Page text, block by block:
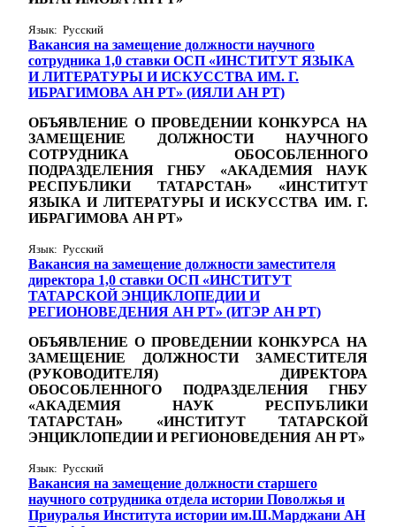
Язык: Русский
Вакансия на замещение должности научного
сотрудника 1,0 ставки ОСП «ИНСТИТУТ ЯЗЫКА
И ЛИТЕРАТУРЫ И ИСКУССТВА ИМ. Г.
ИБРАГИМОВА АН РТ» (ИЯЛИ АН РТ)
ОБЪЯВЛЕНИЕ О ПРОВЕДЕНИИ КОНКУРСА НА
ЗАМЕЩЕНИЕ ДОЛЖНОСТИ НАУЧНОГО
СОТРУДНИКА ОБОСОБЛЕННОГО
ПОДРАЗДЕЛЕНИЯ ГНБУ «АКАДЕМИЯ НАУК
РЕСПУБЛИКИ ТАТАРСТАН» «ИНСТИТУТ
ЯЗЫКА И ЛИТЕРАТУРЫ И ИСКУССТВА ИМ. Г.
ИБРАГИМОВА АН РТ»
Язык: Русский
Вакансия на замещение должности заместителя
директора 1,0 ставки ОСП «ИНСТИТУТ
ТАТАРСКОЙ ЭНЦИКЛОПЕДИИ И
РЕГИОНОВЕДЕНИЯ АН РТ» (ИТЭР АН РТ)
ОБЪЯВЛЕНИЕ О ПРОВЕДЕНИИ КОНКУРСА НА
ЗАМЕЩЕНИЕ ДОЛЖНОСТИ ЗАМЕСТИТЕЛЯ
(РУКОВОДИТЕЛЯ) ДИРЕКТОРА
ОБОСОБЛЕННОГО ПОДРАЗДЕЛЕНИЯ ГНБУ
«АКАДЕМИЯ НАУК РЕСПУБЛИКИ
ТАТАРСТАН» «ИНСТИТУТ ТАТАРСКОЙ
ЭНЦИКЛОПЕДИИ И РЕГИОНОВЕДЕНИЯ АН РТ»
Язык: Русский
Вакансия на замещение должности старшего
научного сотрудника отдела истории Поволжья и
Приуралья Института истории им.Ш.Марджани АН